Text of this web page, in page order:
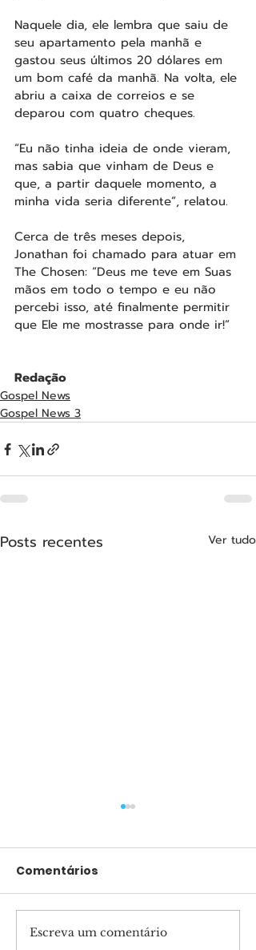
Naquele dia, ele lembra que saiu de
seu apartamento pela manhã e
gastou seus últimos 20 dólares em
um bom café da manhã. Na volta, ele
abriu a caixa de correios e se
deparou com quatro cheques.
“Eu não tinha ideia de onde vieram,
mas sabia que vinham de Deus e
que, a partir daquele momento, a
minha vida seria diferente”, relatou.
Cerca de três meses depois,
Jonathan foi chamado para atuar em
The Chosen: “Deus me teve em Suas
mãos em todo o tempo e eu não
percebi isso, até finalmente permitir
que Ele me mostrasse para onde ir!”
Redação
Gospel News
Gospel News 3
Posts recentes Ver tudo
Marcha para Jesus
Comentários
Escreva um comentário